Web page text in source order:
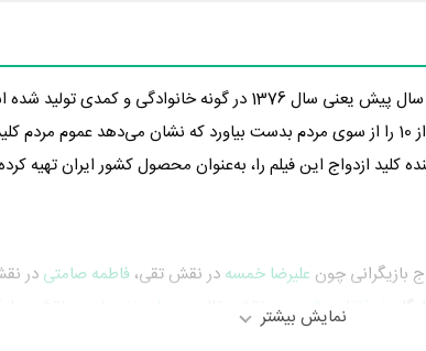
در 23 سال پیش یعنی سال 1376 در گونه خانوادگی و
نمره 6.4 از 10 را از سوی مردم بدست بیاورد که نشان می‌دهد عموم
کلید ازدواج این فیلم را، به‌عنوان محصول کشور ایران تهیه
بازیگرانی چون علیرضا خمسه در نقش تقی، فاطمه صامتی در
فرخ‌لقا هوشمند در نقش خاله ونمایش بیشتر